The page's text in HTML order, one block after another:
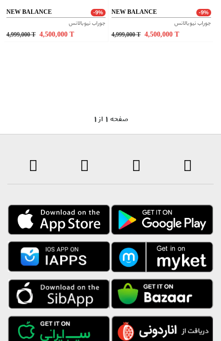
NEW BALANCE -9%
جوراب نیوبالانس
4,999,000 T 4,500,000
NEW BALANCE -9%
جوراب نیوبالانس
4,999,000 T 4,500,000
1 صفحه 1 از